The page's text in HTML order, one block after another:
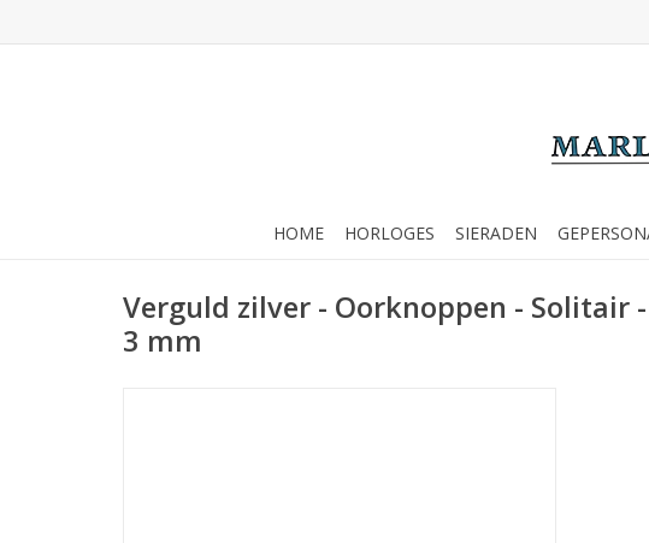
HOME HORLOGES SIERADEN
Verguld zilver - Oorknoppen - Solitair
3 mm